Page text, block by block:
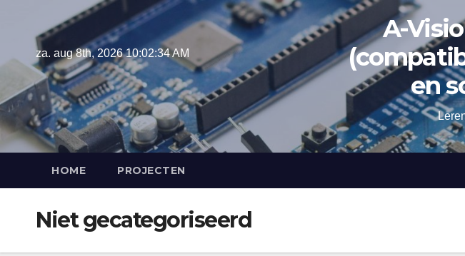
inhoud
za. aug 8th, 202610:02:35 AM
A-
en
HOME PROJECTEN
Niet gecategoriseerd